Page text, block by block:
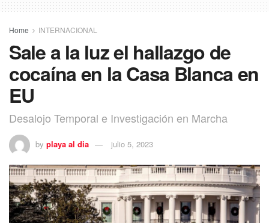
Home INTERNACIONAL
Sale a la luz el hallazgo de
cocaína en la Casa Blanca en
EU
Desalojo Temporal e Investigación en Marcha
by playa al dia julio 5, 2023